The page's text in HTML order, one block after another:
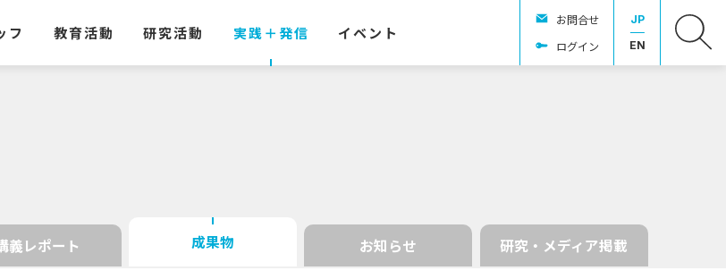
フ 教育活動 研究活動 実践＋発信 イベント
お問合せ
ログイン
JP
EN
義レポート 成果物 お知らせ 研究・メディア掲載